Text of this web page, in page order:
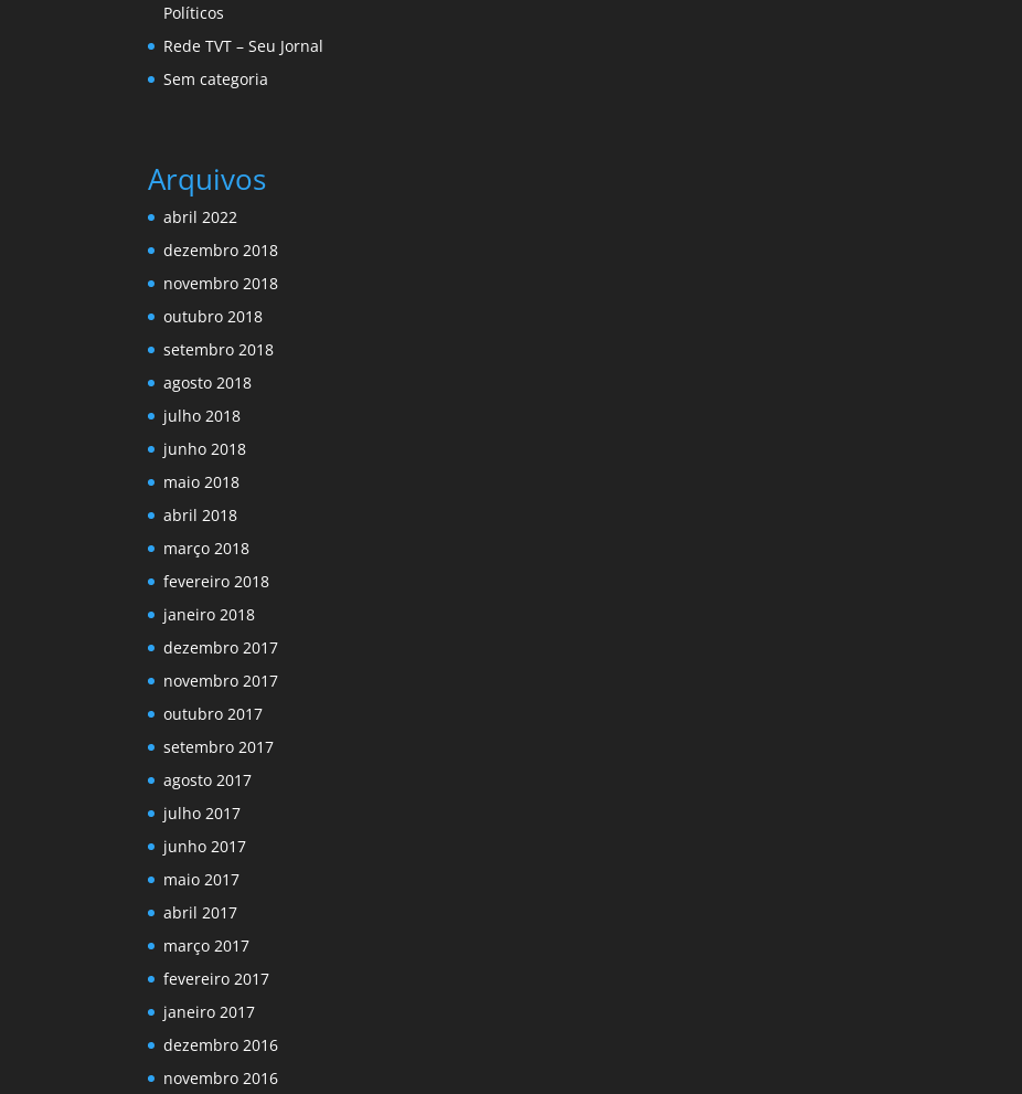
Políticos
Rede TVT – Seu Jornal
Sem categoria
Arquivos
abril 2022
dezembro 2018
novembro 2018
outubro 2018
setembro 2018
agosto 2018
julho 2018
junho 2018
maio 2018
abril 2018
março 2018
fevereiro 2018
janeiro 2018
dezembro 2017
novembro 2017
outubro 2017
setembro 2017
agosto 2017
julho 2017
junho 2017
maio 2017
abril 2017
março 2017
fevereiro 2017
janeiro 2017
dezembro 2016
novembro 2016